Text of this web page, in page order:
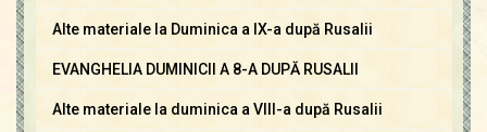
Alte materiale la Duminica a IX-a după Rusalii
EVANGHELIA DUMINICII A 8-A DUPĂ RUSALII
Alte materiale la duminica a VIII-a după Rusalii